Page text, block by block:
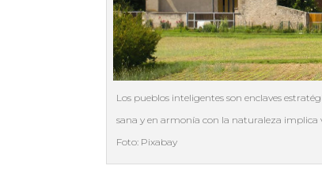
Los pueblos inteligentes son enclaves
sana y en armonía con la naturaleza implica
Foto: Pixabay